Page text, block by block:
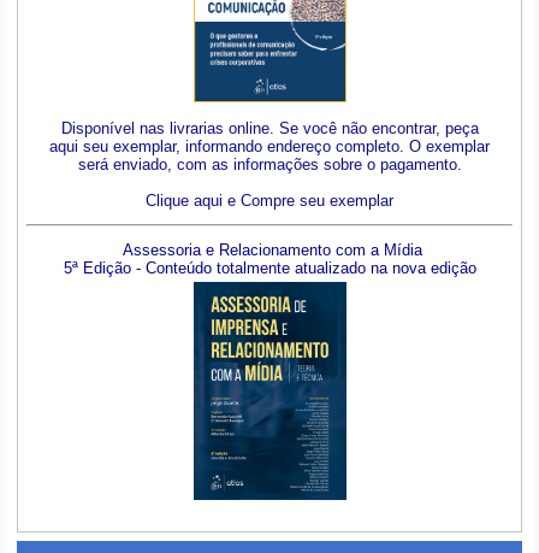
Disponível nas livrarias online. Se você não encontrar, peça
aqui seu exemplar, informando endereço completo. O exemplar
será enviado, com as informações sobre o pagamento.
Clique aqui e Compre seu exemplar
Assessoria e Relacionamento com a Mídia
5ª Edição - Conteúdo totalmente atualizado na nova edição